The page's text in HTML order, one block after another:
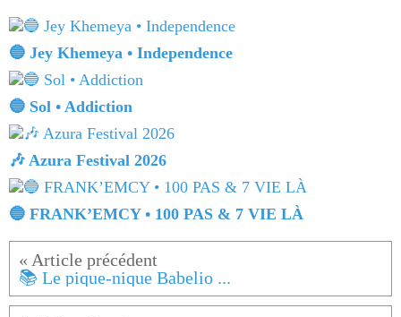
🔵 Jey Khemeya • Independence
🔵 Sol • Addiction
🎶 Azura Festival 2026
🔵 FRANK’EMCY • 100 PAS & 7 VIE LÀ
📚 Le pique-nique Babelio ...